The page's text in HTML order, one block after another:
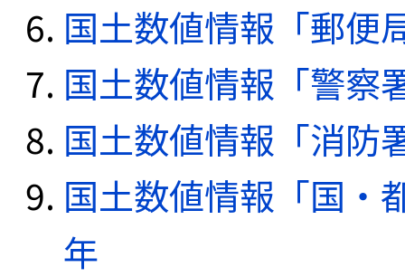
国土数値情報「郵便
国土数値情報「警察
国土数値情報「消防
国土数値情報「国・
年